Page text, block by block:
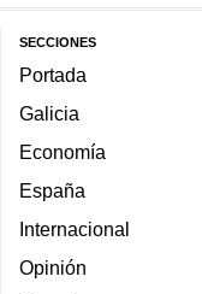
SECCIONES
Portada
Galicia
Economía
España
Internacional
Opinión